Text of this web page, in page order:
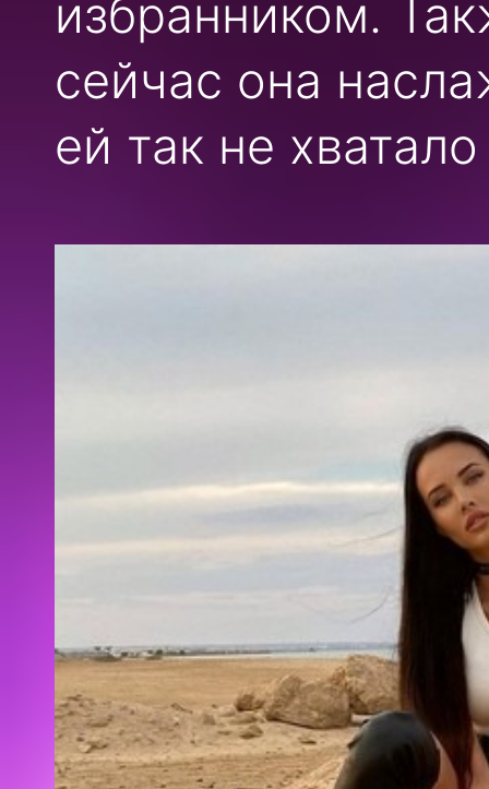
избранником.
сейчас она
ей так не